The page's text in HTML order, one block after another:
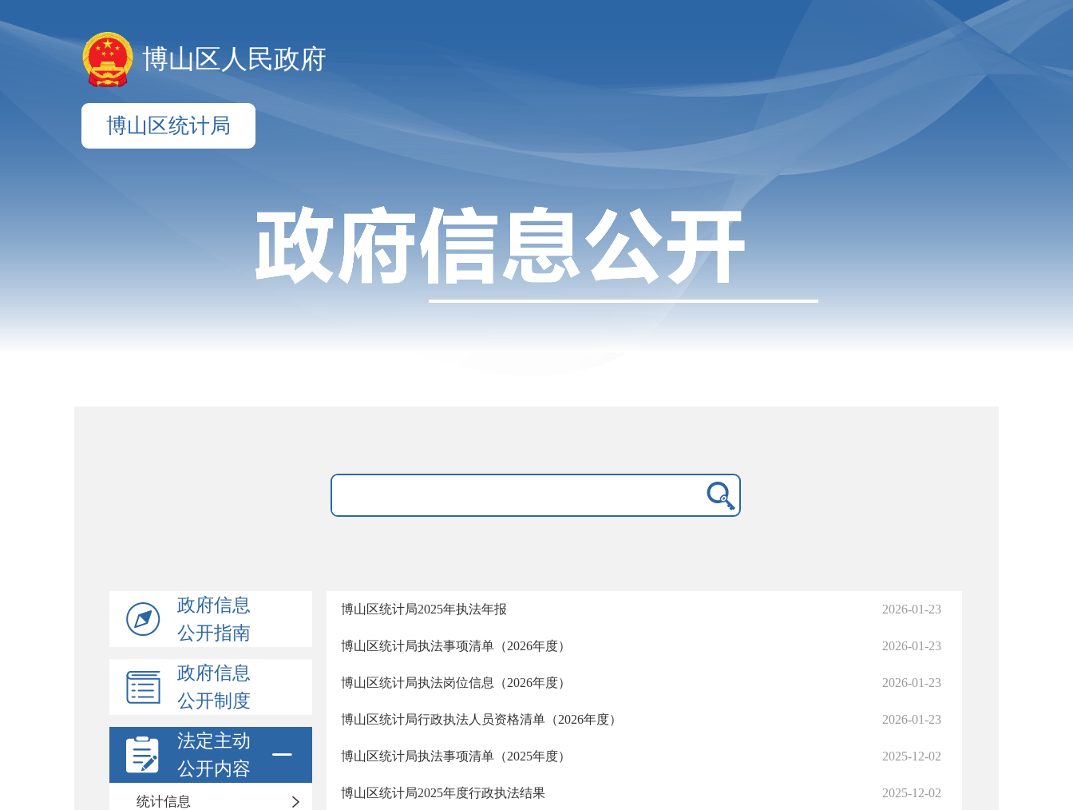
博山区人民政府
博山区统计局
政府信息
公开指南
政府信息
公开制度
法定主动
公开内容
统计信息
博山区统计局2025年执法年报 2026-01-23
博山区统计局执法事项清单（2026年度） 2026-01-23
博山区统计局执法岗位信息（2026年度） 2026-01-23
博山区统计局行政执法人员资格清单（2026年度） 2026-01-23
博山区统计局执法事项清单（2025年度） 2025-12-02
博山区统计局2025年度行政执法结果 2025-12-02